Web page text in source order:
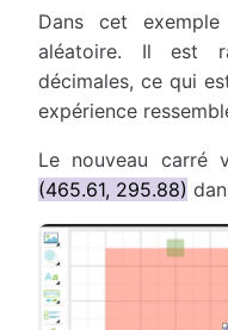
Dans cet
aléatoire. Il est
décimales, ce qui
expérience
Le nouveau carré
(465.61, 295.88)